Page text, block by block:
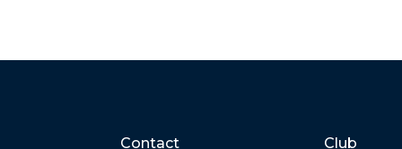
Contact Club